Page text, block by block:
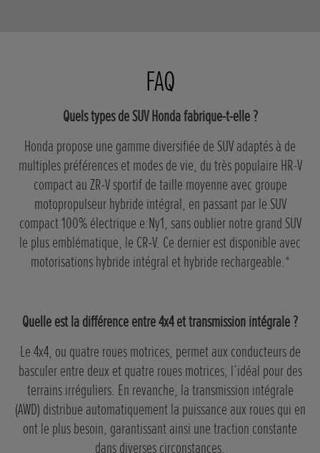
FAQ
Quels types de SUV Honda fabrique-t-elle ?
Honda propose une gamme diversifiée de SUV adaptés à de
multiples préférences et modes de vie, du très populaire HR-V
compact au ZR-V sportif de taille moyenne avec groupe
motopropulseur hybride intégral, en passant par le SUV
compact 100% électrique e:Ny1, sans oublier notre grand SUV
le plus emblématique, le CR-V. Ce dernier est disponible avec
motorisations hybride intégral et hybride rechargeable.*
Quelle est la différence entre 4x4 et transmission intégrale ?
Le 4x4, ou quatre roues motrices, permet aux conducteurs de
basculer entre deux et quatre roues motrices, l’idéal pour des
terrains irréguliers. En revanche, la transmission intégrale
(AWD) distribue automatiquement la puissance aux roues qui en
ont le plus besoin, garantissant ainsi une traction constante
dans diverses circonstances.